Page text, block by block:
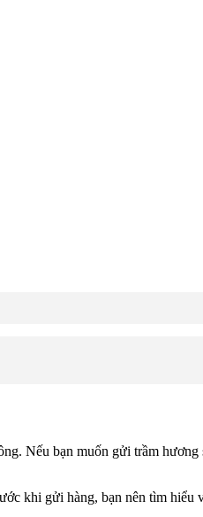
Nếu bạn muốn gửi trầm
khi gửi hàng, bạn nên tìm hiểu